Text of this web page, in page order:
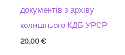
документів з архіву
колишнього КДБ УРСР
20,00 €